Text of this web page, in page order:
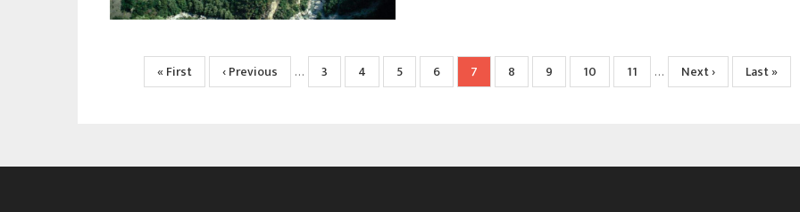
Première
page
« First
Page
précédente
‹ Previous … Page
3 Page
4 Page
5 Page
6
Page
actuelle
7 Page
8 Page
9 Page
10 Page
11 …
Page
suivante
Next ›
Dernière
page
Last »